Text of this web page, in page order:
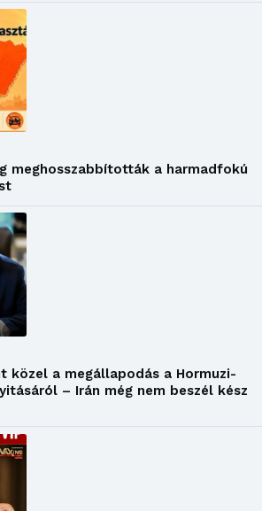
meghosszabbították a harmadfokú
közel a megállapodás a Hormuzi-
– Irán még nem beszél kész